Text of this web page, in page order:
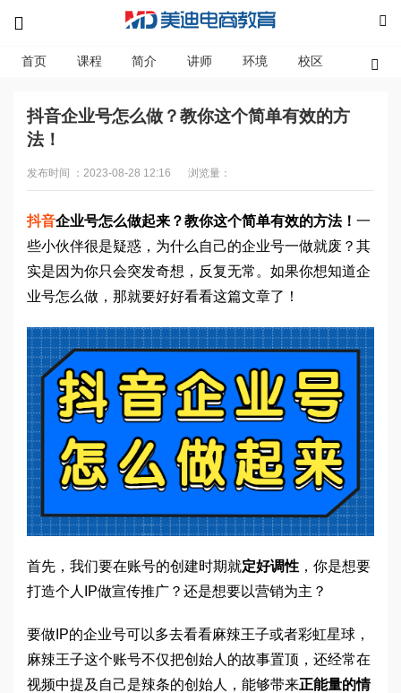
首页 课程 简介 讲师 环境 校区 资讯
抖音企业号怎么做？教你这个简单有效的方
法！
发布时间 ：2023-08-28 12:16 浏览量：
抖音企业号怎么做起来？教你这个简单有效的方法！ 一
些小伙伴很是疑惑，为什么自己的企业号一做就废？其
实是因为你只会突发奇想，反复无常。如果你想知道企
业号怎么做，那就要好好看看这篇文章了！
首先，我们要在账号的创建时期就定好调性 ，你是想要
打造个人IP做宣传推广？还是想要以营销为主？
要做IP的企业号可以多去看看麻辣王子或者彩虹星球，
麻辣王子这个账号不仅把创始人的故事置顶，还经常在
视频中提及自己是辣条的创始人，能够带来正能量的情